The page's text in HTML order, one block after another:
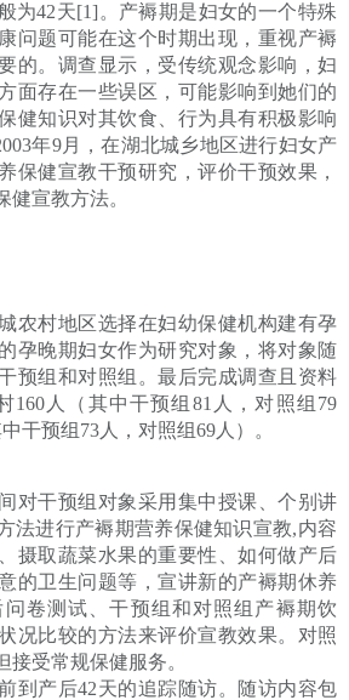
为42天[1]。产褥期是妇女的一个特殊
问题可能在这个时期出现，重视产褥
的。调查显示，受传统观念影响，妇
面存在一些误区，可能影响到她们的
健知识对其饮食、行为具有积极影响
年9月，在湖北城乡地区进行妇女产
保健宣教干预研究，评价干预效果，
宣教方法。
农村地区选择在妇幼保健机构建有孕
孕晚期妇女作为研究对象，将对象随
预组和对照组。最后完成调查且资料
160人（其中干预组81人，对照组79
干预组73人，对照组69人）。
对干预组对象采用集中授课、个别讲
法进行产褥期营养保健知识宣教,内容
摄取蔬菜水果的重要性、如何做产后
的卫生问题等，宣讲新的产褥期休养
卷测试、干预组和对照组产褥期饮
况比较的方法来评价宣教效果。对照
受常规保健服务。
到产后42天的追踪随访。随访内容包